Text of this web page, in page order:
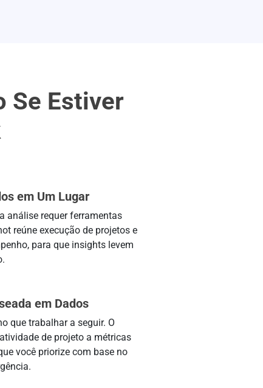
Se Estiver
em Um Lugar
análise requer ferramentas
reúne execução de projetos e
para que insights levem
em Dados
que trabalhar a seguir. O
de projeto a métricas
você priorize com base no